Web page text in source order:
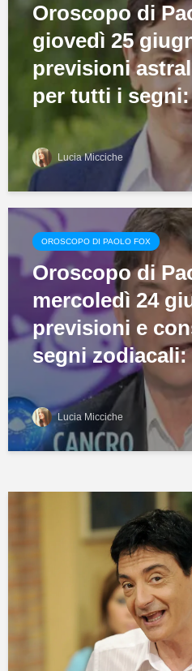
Oroscopo di
giovedì 25
previsioni
per tutti i
Lucia Micciche
OROSCOPO DI PAOLO FOX
Oroscopo di
mercoledì 24
previsioni e
segni zodiacali:
Lucia Micciche